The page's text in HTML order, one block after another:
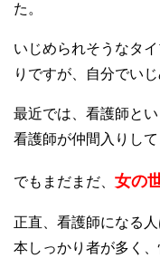
た。
いじめられそうなタ
りですが、自分でい
最近では、看護師と
看護師が仲間入りして
でもまだまだ、 女の
正直、看護師になる
本しっかり者が多く